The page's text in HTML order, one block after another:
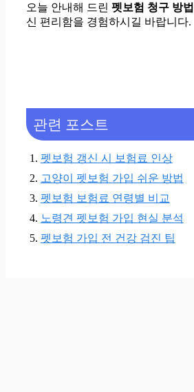
오늘 안내해 드린 펫보험 청구 방법
신 편리함을 경험하시길 바랍니다.
관련 포스트
펫보험 갱신 시 보험료 인상
고양이 펫보험 가입 쉬운 방법
펫보험 보험료 연령별 비교
노령견 펫보험 가입 현실 분석
펫보험 가입 전 건강 검진 팁